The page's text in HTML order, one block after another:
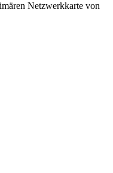
Netzwerkkarte von